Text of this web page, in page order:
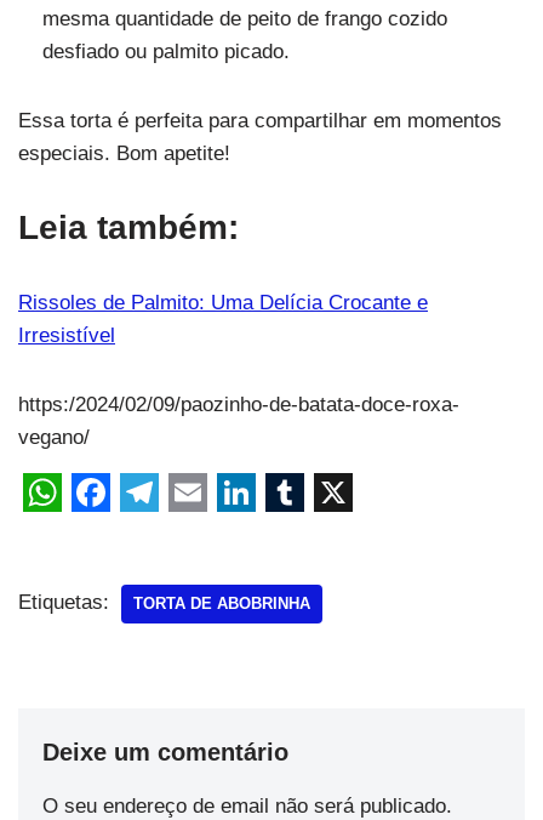
mesma quantidade de peito de frango cozido
desfiado ou palmito picado.
Essa torta é perfeita para compartilhar em momentos
especiais. Bom apetite!
Leia também:
Rissoles de Palmito: Uma Delícia Crocante e
Irresistível
https:/2024/02/09/paozinho-de-batata-doce-roxa-
vegano/
Etiquetas: TORTA DE ABOBRINHA
Deixe um comentário
O seu endereço de email não será publicado.